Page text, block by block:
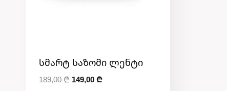
Სმარტ Საზომი Ლენტი
189,00₾ Original
149,00₾Current